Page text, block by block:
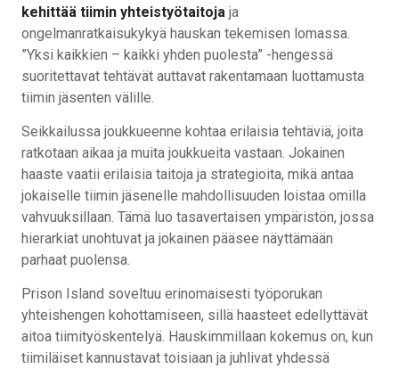
kehittää tiimin yhteistyötaitoja ja
ongelmanratkaisukykyä hauskan tekemisen lomassa.
”Yksi kaikkien – kaikki yhden puolesta” -hengessä
suoritettavat tehtävät auttavat rakentamaan luottamusta
tiimin jäsenten välille.
Seikkailussa joukkueenne kohtaa erilaisia tehtäviä, joita
ratkotaan aikaa ja muita joukkueita vastaan. Jokainen
haaste vaatii erilaisia taitoja ja strategioita, mikä antaa
jokaiselle tiimin jäsenelle mahdollisuuden loistaa omilla
vahvuuksillaan. Tämä luo tasavertaisen ympäristön, jossa
hierarkiat unohtuvat ja jokainen pääsee näyttämään
parhaat puolensa.
Prison Island soveltuu erinomaisesti työporukan
yhteishengen kohottamiseen, sillä haasteet edellyttävät
aitoa tiimityöskentelyä. Hauskimmillaan kokemus on, kun
tiimiläiset kannustavat toisiaan ja juhlivat yhdessä